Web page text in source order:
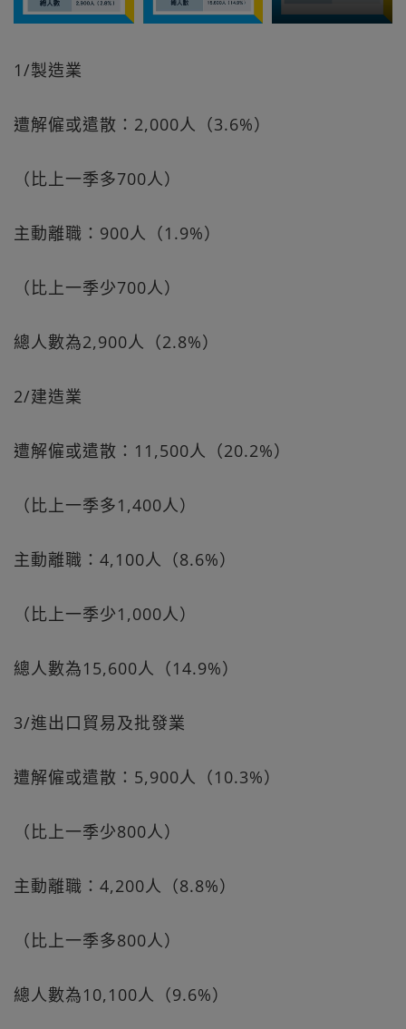
1/製造業
遭解僱或遣散：2,000人（3.6%）
（比上一季多700人）
主動離職：900人（1.9%）
（比上一季少700人）
總人數為2,900人（2.8%）
2/建造業
遭解僱或遣散：11,500人（20.2%）
（比上一季多1,400人）
主動離職：4,100人（8.6%）
（比上一季少1,000人）
總人數為15,600人（14.9%）
3/進出口貿易及批發業
遭解僱或遣散：5,900人（10.3%）
（比上一季少800人）
主動離職：4,200人（8.8%）
（比上一季多800人）
總人數為10,100人（9.6%）